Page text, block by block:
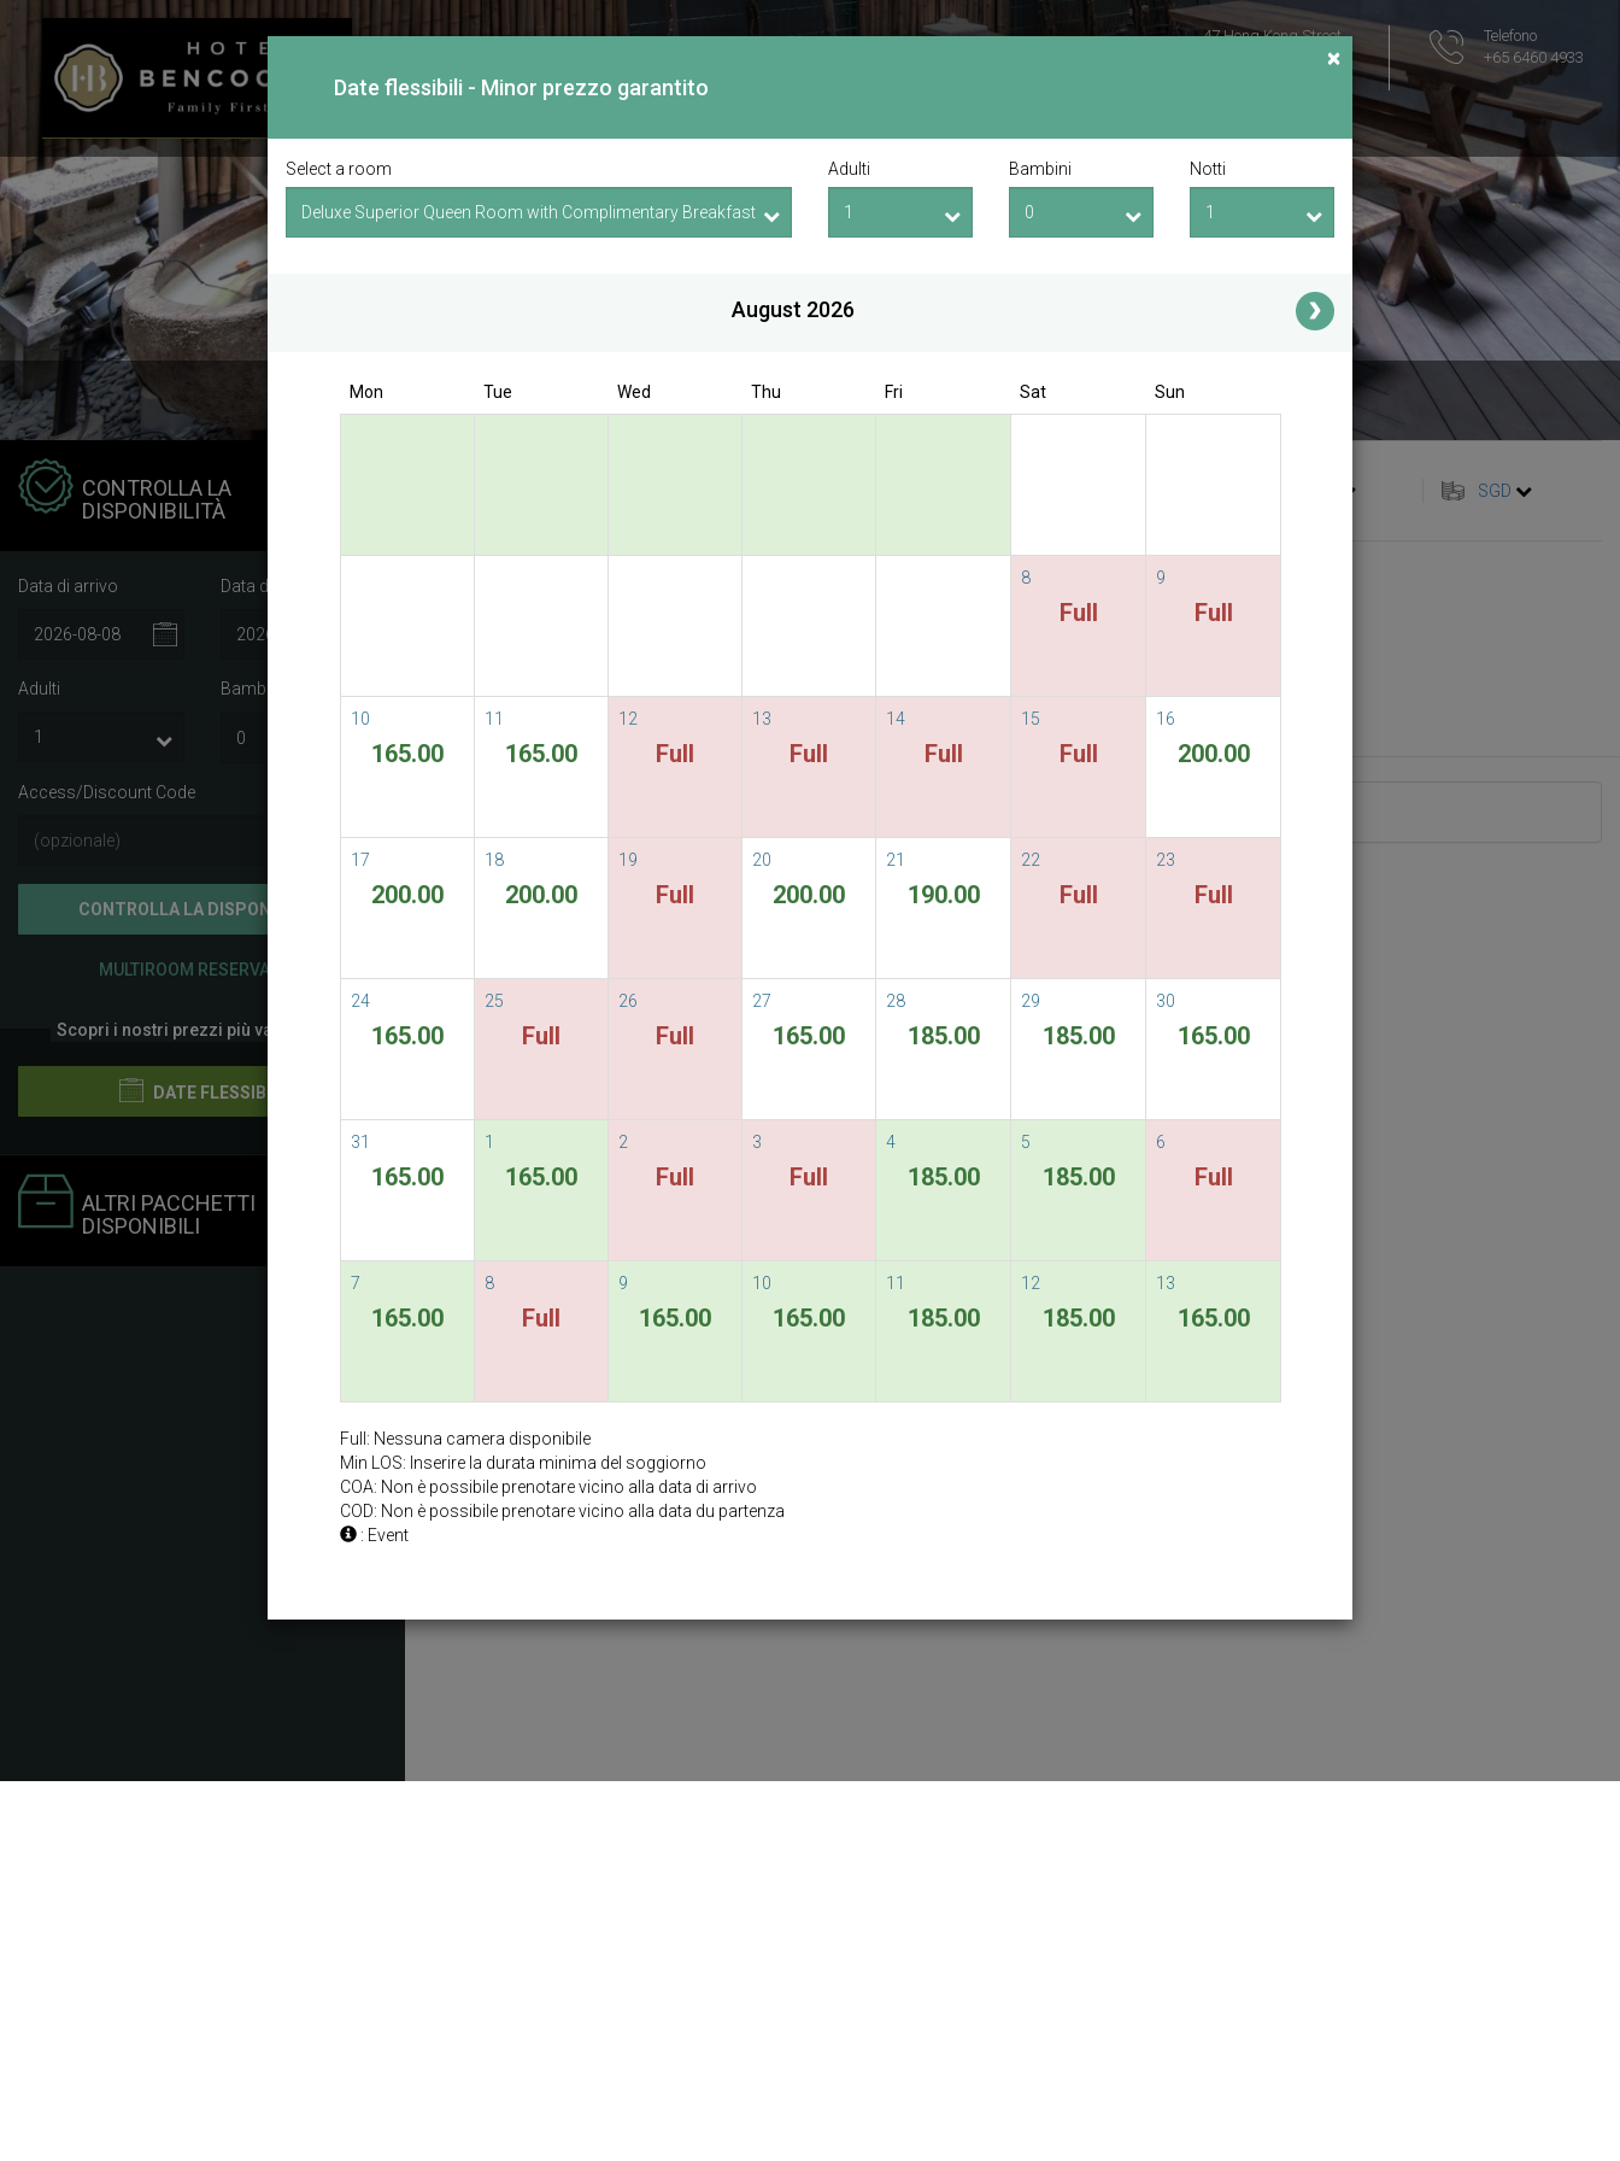
47 Hong Kong Street
Telefono
+65 6460 4933
Book Direct to have exclusive offer
CONTROLLA LA
DISPONIBILITÀ
Data di arrivo Data di partenza
Adulti Bambini
Access/Discount Code
CONTROLLA LA DISPONIBILITÀ
MULTIROOM RESERVATION
Scopri i nostri prezzi più vantaggiosi
DATE FLESSIBILI
ALTRI PACCHETTI
DISPONIBILI
SGD
READ MORE Terms & Temini e Condizioni
×
Date flessibili - Minor prezzo garantito
Select a room Adulti Bambini Notti
August 2026
Mon Tue Wed Thu Fri Sat Sun
8
Full
9
Full
10
165.00
11
165.00
12
Full
13
Full
14
Full
15
Full
16
200.00
17
200.00
18
200.00
19
Full
20
200.00
21
190.00
22
Full
23
Full
24
165.00
25
Full
26
Full
27
165.00
28
185.00
29
185.00
30
165.00
31
165.00
1
165.00
2
Full
3
Full
4
185.00
5
185.00
6
Full
7
165.00
8
Full
9
165.00
10
165.00
11
185.00
12
185.00
13
165.00
Full: Nessuna camera disponibile
Min LOS: Inserire la durata minima del soggiorno
COA: Non è possibile prenotare vicino alla data di arrivo
COD: Non è possibile prenotare vicino alla data du partenza
: Event